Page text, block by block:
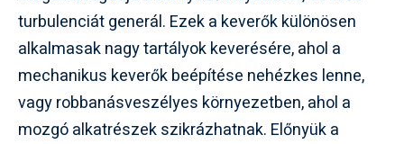
turbulenciát generál. Ezek a keverők különösen
alkalmasak nagy tartályok keverésére, ahol a
mechanikus keverők beépítése nehézkes lenne,
vagy robbanásveszélyes környezetben, ahol a
mozgó alkatrészek szikrázhatnak. Előnyük a